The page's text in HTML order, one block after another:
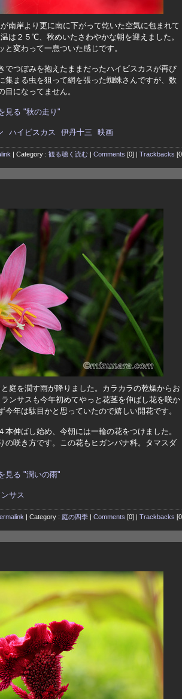
は２５℃、秋めいたさわやかな朝を迎えました。
変わって一息ついた感じです。
でつぼみを抱えたままだったハイビスカスが再び
集まる虫を狙って網を張った蜘蛛さんですが、数
になってません。
見る "秋の走り"
ハイビスカス 伊丹十三 映画
| Category : 観る聴く読む | Comments [0] | Trackbacks
ンサスも今年初めてやっと花茎を伸ばし花を咲か
今年は駄目かと思っていたので嬉しい開花です。
本伸ばし始め、今朝には一輪の花をつけました。
の咲き方です。この花もヒガンバナ科。タマスダ
見る "潤いの雨"
サス
| Category : 庭の四季 | Comments [0] | Trackbacks